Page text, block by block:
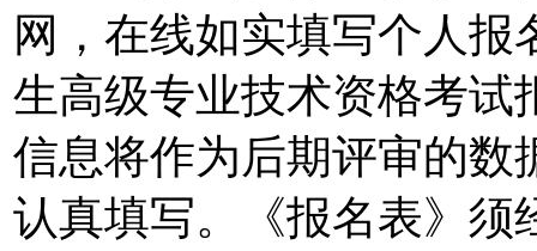
网，在线如实填写个人
生高级专业技术资格考试
信息将作为后期评审的数
认真填写。《报名表》须